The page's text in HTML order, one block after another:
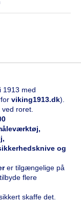
1913 med
viking1913.dk).
roret.
og
rer tilgængelige på
flere
skaffe det.